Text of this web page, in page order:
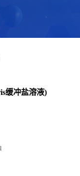
缓冲盐溶液)